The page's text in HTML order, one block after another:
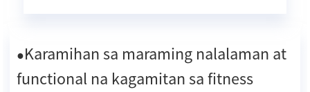
●Karamihan sa maraming nalalaman at
functional na kagamitan sa fitness